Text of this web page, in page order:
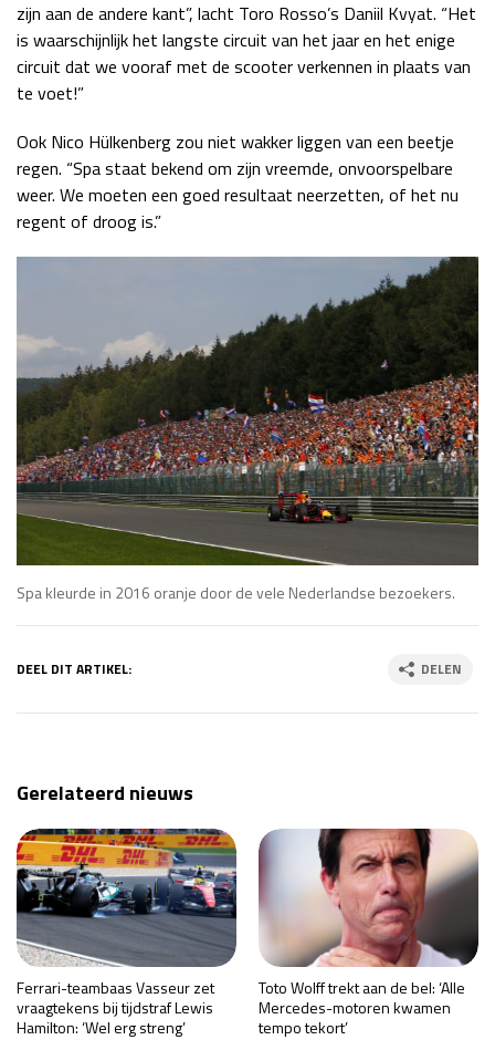
zijn aan de andere kant”, lacht Toro Rosso’s Daniil Kvyat. “Het
is waarschijnlijk het langste circuit van het jaar en het enige
circuit dat we vooraf met de scooter verkennen in plaats van
te voet!”
Ook Nico Hülkenberg zou niet wakker liggen van een beetje
regen. “Spa staat bekend om zijn vreemde, onvoorspelbare
weer. We moeten een goed resultaat neerzetten, of het nu
regent of droog is.”
Spa kleurde in 2016 oranje door de vele Nederlandse bezoekers.
DEEL DIT ARTIKEL: DELEN
Gerelateerd nieuws
Ferrari-teambaas Vasseur zet
vraagtekens bij tijdstraf Lewis
Hamilton: ‘Wel erg streng’
Toto Wolff trekt aan de bel: ‘Alle
Mercedes-motoren kwamen
tempo tekort’